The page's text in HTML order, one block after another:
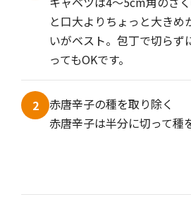
と口大よりちょっと大きめ
いがベスト。包丁で切らず
ってもOKです。
2
赤唐辛子の種を取り除く
赤唐辛子は半分に切って種